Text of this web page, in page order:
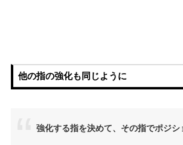
他の指の強化も同じように
強化する指を決めて、その指でポジシ